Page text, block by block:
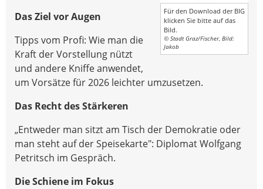
Für den Download der BIG
klicken Sie bitte auf das
Bild.
© Stadt Graz/Fischer, Bild:
Jakob
Das Ziel vor Augen
Tipps vom Profi: Wie man die
Kraft der Vorstellung nützt
und andere Kniffe anwendet,
um Vorsätze für 2026 leichter umzusetzen.
Das Recht des Stärkeren
„Entweder man sitzt am Tisch der Demokratie oder
man steht auf der Speisekarte": Diplomat Wolfgang
Petritsch im Gespräch.
Die Schiene im Fokus